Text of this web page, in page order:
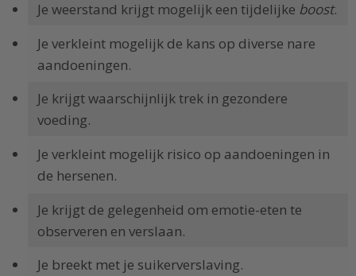
Je weerstand krijgt mogelijk een tijdelijke boost.
Je verkleint mogelijk de kans op diverse nare
aandoeningen.
Je krijgt waarschijnlijk trek in gezondere
voeding.
Je verkleint mogelijk risico op aandoeningen in
de hersenen.
Je krijgt de gelegenheid om emotie-eten te
observeren en verslaan.
Je breekt met je suikerverslaving.